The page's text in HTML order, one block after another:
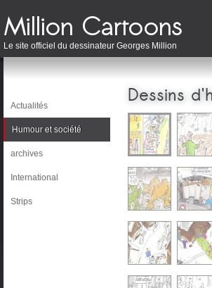
Le site officiel du dessinateur Georges Million
Actualités
Humour et société
archives
International
Strips
Dessins